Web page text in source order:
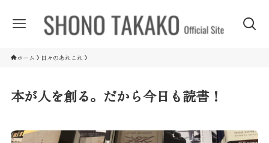
ホーム 日々のあれこれ
本が人を創る。だから今日も読書！